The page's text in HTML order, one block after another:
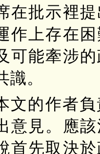
在批示裡
作上存在
可能牽涉
識。
文的作者
意見。應
首先取決